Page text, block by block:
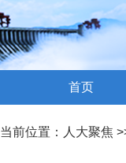
首页
当前位置： 人大聚焦